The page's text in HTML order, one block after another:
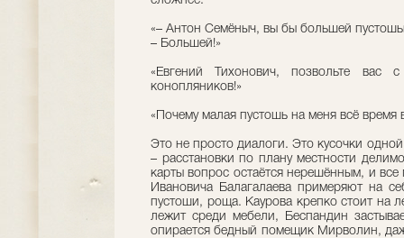
«– Антон Семёныч, вы бы большей
– Большей!»
«Евгений Тихонович, позвольте
конопляников!»
«Почему малая пустошь на меня всё время
Это не просто диалоги. Это кусочки
– расстановки по плану местности
карты вопрос остаётся нерешённым, и
Ивановича Балагалаева примеряют на
пустоши, роща. Каурова крепко стоит на
лежит среди мебели, Бecпaндин
опирается бедный помещик Мирволин,